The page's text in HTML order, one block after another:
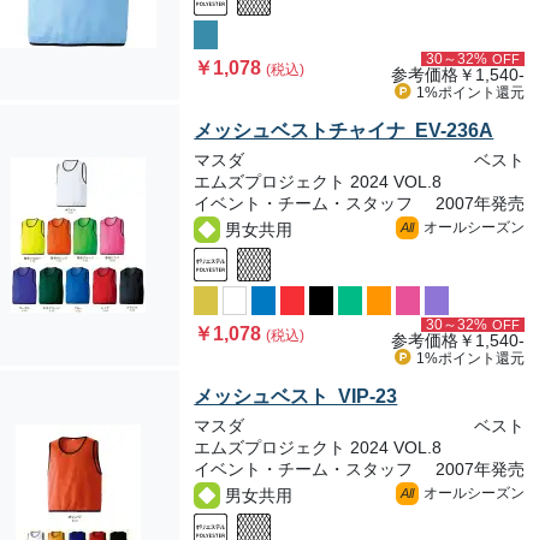
￥1,078(税込)
30～32% OFF
参考価格￥1,540-
1%ポイント 還元
メッシュベストチャイナ EV-236A
マスダ
ベスト
エムズプロジェクト 2024 VOL.8
イベント・チーム・スタッフ
2007年発売
男女共用
All オールシーズン
￥1,078(税込)
30～32% OFF
参考価格￥1,540-
1%ポイント 還元
メッシュベスト VIP-23
マスダ
ベスト
エムズプロジェクト 2024 VOL.8
イベント・チーム・スタッフ
2007年発売
男女共用
All オールシーズン